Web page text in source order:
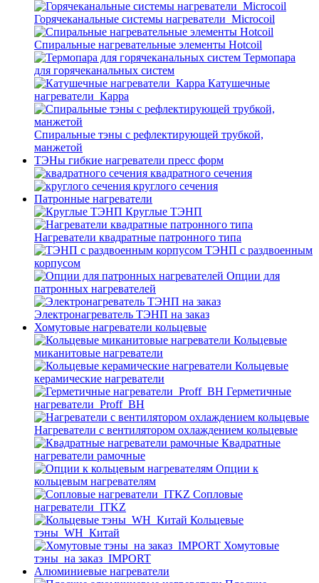
Горячеканальные системы нагреватели_Microcoil
Спиральные нагревательные элементы Hotcoil
Термопара
для горячеканальных систем
Катушечные
нагреватели_Карра
Спиральные тэны с рефлектирующей трубкой,
манжетой
ТЭНы гибкие нагреватели пресс форм
квадратного сечения
круглого сечения
Патронные нагреватели
Круглые ТЭНП
Нагреватели квадратные патронного типа
ТЭНП с раздвоенным
корпусом
Опции для
патронных нагревателей
Электронагреватель ТЭНП на заказ
Хомутовые нагреватели кольцевые
Кольцевые
миканитовые нагреватели
Кольцевые
керамические нагреватели
Герметичные
нагреватели_Proff_BH
Нагреватели с вентилятором охлаждением кольцевые
Квадратные
нагреватели рамочные
Опции к
кольцевым нагревателям
Cопловые
нагреватели_ITKZ
Кольцевые
тэны_WH_Китай
Хомутовые
тэны_на заказ_IMPORT
Алюминиевые нагреватели